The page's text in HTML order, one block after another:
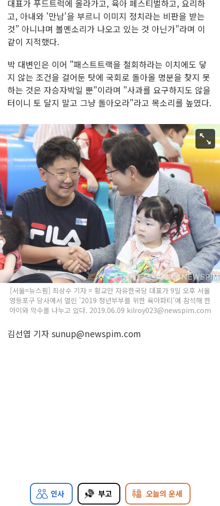
대표가 푸드트럭에 올라가고, 육아 페스티벌하고, 요리하
고, 아내와 '만남'을 부르니 이미지 정치라는 비판을 받는
것” 아니냐며 볼멘소리가 나오고 있는 것 아닌가"라며 이
같이 지적했다.
박 대변인은 이어 "패스트트랙을 철회하라는 이치에도 닿
지 않는 조건을 걸어둔 탓에 국회로 돌아올 명분을 찾지 못
하는 것은 자승자박일 뿐"이라며 "사과를 요구하지도 않을
터이니 토 달지 말고 그냥 돌아오라"라고 목소리를 높였다.
[서울=뉴스핌] 최상수 기자 = 황교안 자유한국당 대표가 9일 오후 서울
영등포구 당사에서 열린 '2019 청년부부를 위한 육아파티'에 참석해 한
아이와 악수를 나누고 있다. 2019.06.09 kilroy023@newspim.com
김선엽 기자 sunup@newspim.com
인사 부고 오늘의 운세